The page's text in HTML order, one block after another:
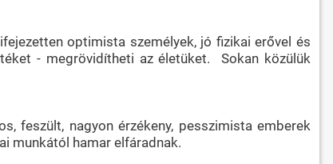
optimista személyek, jó fizikai erővel és
- megrövidítheti az életüket. Sokan közülük
feszült, nagyon érzékeny, pesszimista emberek
munkától hamar elfáradnak.